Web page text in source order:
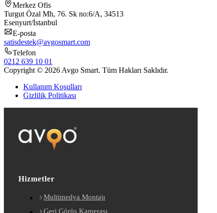
Merkez Ofis
Turgut Özal Mh, 76. Sk no:6/A, 34513
Esenyurt/İstanbul
E-posta
satisdestek@avgosmart.com
Telefon
0212 639 10 01
Copyright © 2026 Avgo Smart. Tüm Hakları Saklıdır.
Kullanım Koşulları
Gizlilik Politikası
Hizmetler
Multimedya Montajı
Geri Görüş Kamerası